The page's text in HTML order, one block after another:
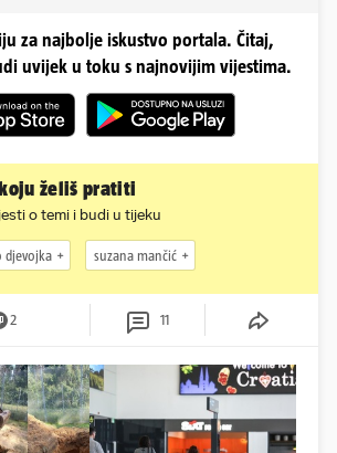
za najbolje iskustvo portala. Čitaj,
uvijek u toku s najnovijim vijestima.
želiš pratiti
o temi i budi u tijeku
djevojka suzana mančić
2 11